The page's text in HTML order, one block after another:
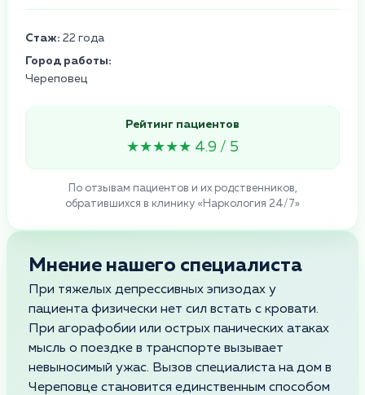
Стаж: 22 года
Город работы:
Череповец
Рейтинг пациентов
★★★★★ 4.9 / 5
По отзывам пациентов и их родственников,
обратившихся в клинику «Наркология 24/7»
Мнение нашего специалиста
При тяжелых депрессивных эпизодах у
пациента физически нет сил встать с кровати.
При агорафобии или острых панических атаках
мысль о поездке в транспорте вызывает
невыносимый ужас. Вызов специалиста на дом в
Череповце становится единственным способом